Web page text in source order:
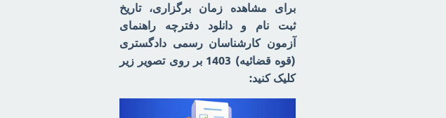
برای مشاهده زمان برگزاری، تاریخ
ثبت نام و دانلود دفترچه راهنمای
آزمون کارشناسان رسمی دادگستری
(قوه قضائیه) 1403 بر روی تصویر زیر
کلیک کنید: